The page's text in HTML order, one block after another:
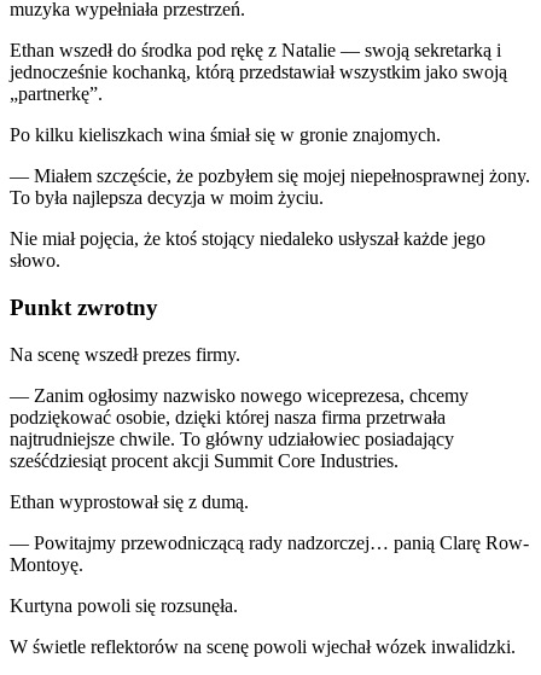
muzyka wypełniała przestrzeń.
Ethan wszedł do środka pod rękę z Natalie — swoją sekretarką i
jednocześnie kochanką, którą przedstawiał wszystkim jako swoją
„partnerkę”.
Po kilku kieliszkach wina śmiał się w gronie znajomych.
— Miałem szczęście, że pozbyłem się mojej niepełnosprawnej żony.
To była najlepsza decyzja w moim życiu.
Nie miał pojęcia, że ktoś stojący niedaleko usłyszał każde jego
słowo.
Punkt zwrotny
Na scenę wszedł prezes firmy.
— Zanim ogłosimy nazwisko nowego wiceprezesa, chcemy
podziękować osobie, dzięki której nasza firma przetrwała
najtrudniejsze chwile. To główny udziałowiec posiadający
sześćdziesiąt procent akcji Summit Core Industries.
Ethan wyprostował się z dumą.
— Powitajmy przewodniczącą rady nadzorczej… panią Clarę Row-
Montoyę.
Kurtyna powoli się rozsunęła.
W świetle reflektorów na scenę powoli wjechał wózek inwalidzki.